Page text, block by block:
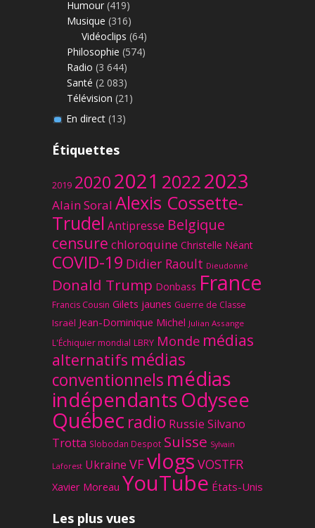
Humour (419)
Musique (316)
Vidéoclips (64)
Philosophie (574)
Radio (3 644)
Santé (2 083)
Télévision (21)
En direct(13)
Étiquettes
2019 20202021 20222023
Alain Soral Alexis Cossette-
Trudel Antipresse Belgique
censure chloroquine Christelle Néant
COVID-19 Didier Raoult Dieudonné
Donald Trump Donbass France
Francis Cousin Gilets jaunes Guerre de Classe
Israël Jean-Dominique Michel Julian Assange
L'Échiquier mondial LBRY Monde médias
alternatifs médias
conventionnels médias
indépendantsOdysee
Québec radio Russie Silvano
Trotta Slobodan Despot Suisse Sylvain
Laforest Ukraine VFvlogs VOSTFR
Xavier Moreau YouTube États-Unis
Les plus vues